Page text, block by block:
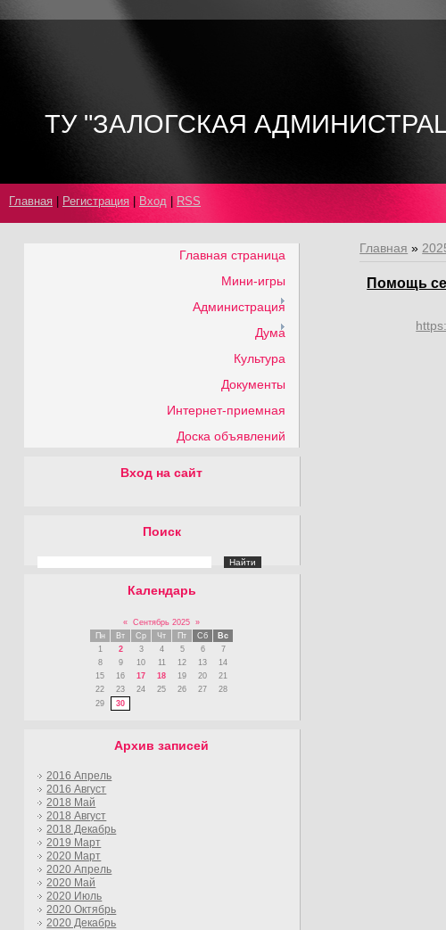
ТУ "ЗАЛОГСКАЯ
Главная Регистрация Вход RSS
Главная страница
Мини-игры
Администрация
Дума
Культура
Документы
Интернет-приемная
Доска объявлений
Вход на сайт
Поиск
Календарь
« Сентябрь 2025
»
Пн
Вт Ср Чт Пт Сб
Вс
1
2 3 4 5 6
7
8
9 10 11 12 13
14
15
16 17 18 19 20
21
22
23 24 25 26 27
28
29
30
Архив записей
2016 Апрель
2016 Август
2018 Май
2018 Август
2018 Декабрь
2019 Март
2020 Март
2020 Апрель
2020 Май
2020 Июль
2020 Октябрь
2020 Декабрь
Главная »
Помощь